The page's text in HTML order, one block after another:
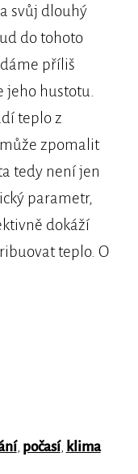
svůj dlouhý
do tohoto
příliš
jeho hustotu.
teplo z
zpomalit
tedy není jen
parametr,
dokáží
teplo. O
, počasí, klima